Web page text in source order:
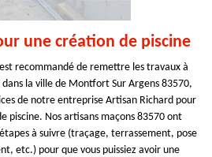
une création de piscine
recommandé de remettre les travaux à
la ville de Montfort Sur Argens 83570,
de notre entreprise Artisan Richard pour
piscine. Nos artisans maçons 83570 ont
à suivre (traçage, terrassement, pose
etc.) pour que vous puissiez avoir une